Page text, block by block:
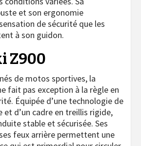
et son ergonomie
de sécurité que les
à son guidon.
Z900
de motos sportives, la
fait pas exception à la règle en
Équipée d’une technologie de
et d’un cadre en treillis rigide,
stable et sécurisée. Ses
feux arrière permettent une